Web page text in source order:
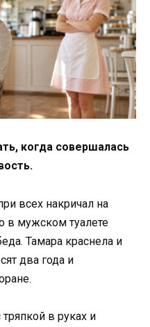
когда совершалась
всех накричал на
в мужском туалете
Тамара краснела и
два года и
в руках и